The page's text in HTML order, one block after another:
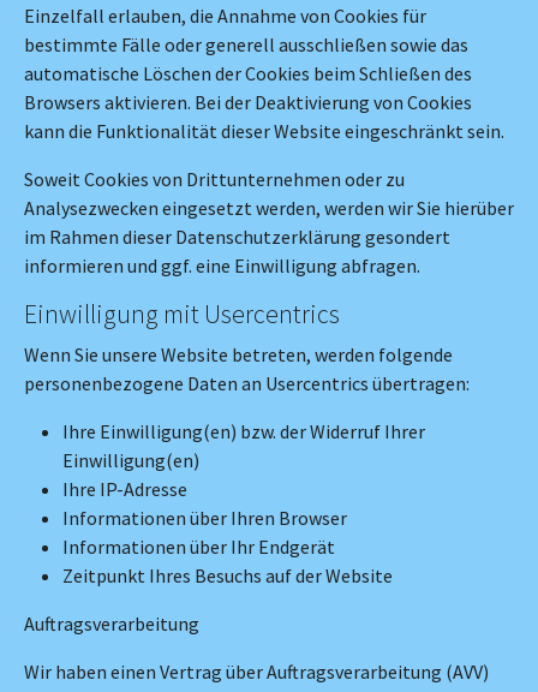
Einzelfall erlauben, die Annahme von Cookies für
bestimmte Fälle oder generell ausschließen sowie das
automatische Löschen der Cookies beim Schließen des
Browsers aktivieren. Bei der Deaktivierung von Cookies
kann die Funktionalität dieser Website eingeschränkt sein.
Soweit Cookies von Drittunternehmen oder zu
Analysezwecken eingesetzt werden, werden wir Sie hierüber
im Rahmen dieser Datenschutzerklärung gesondert
informieren und ggf. eine Einwilligung abfragen.
Einwilligung mit Usercentrics
Wenn Sie unsere Website betreten, werden folgende
personenbezogene Daten an Usercentrics übertragen:
Ihre Einwilligung(en) bzw. der Widerruf Ihrer
Einwilligung(en)
Ihre IP-Adresse
Informationen über Ihren Browser
Informationen über Ihr Endgerät
Zeitpunkt Ihres Besuchs auf der Website
Auftragsverarbeitung
Wir haben einen Vertrag über Auftragsverarbeitung (AVV)